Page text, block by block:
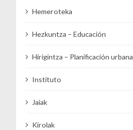
Hemeroteka
Hezkuntza – Educación
Hirigintza – Planificación urbana
Instituto
Jaiak
Kirolak